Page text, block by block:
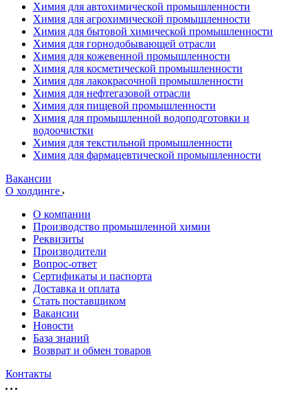
Химия для автохимической промышленности
Химия для агрохимической промышленности
Химия для бытовой химической промышленности
Химия для горнодобывающей отрасли
Химия для кожевенной промышленности
Химия для косметической промышленности
Химия для лакокрасочной промышленности
Химия для нефтегазовой отрасли
Химия для пищевой промышленности
Химия для промышленной водоподготовки и
водоочистки
Химия для текстильной промышленности
Химия для фармацевтической промышленности
Вакансии
О холдинге
О компании
Производство промышленной химии
Реквизиты
Производители
Вопрос-ответ
Сертификаты и паспорта
Доставка и оплата
Стать поставщиком
Вакансии
Новости
База знаний
Возврат и обмен товаров
Контакты